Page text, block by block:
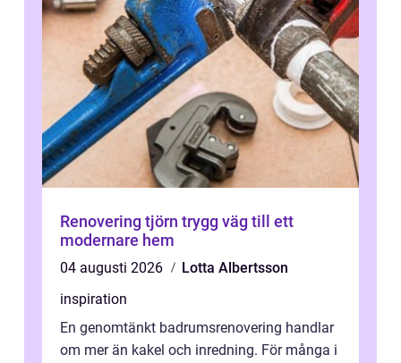
Renovering tjörn trygg väg till ett
modernare hem
04 augusti 2026
Lotta Albertsson
inspiration
En genomtänkt badrumsrenovering handlar
om mer än kakel och inredning. För många i